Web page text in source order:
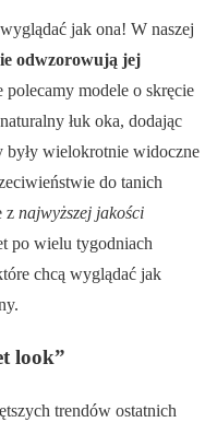
jak ona! W naszej
odwzorowują jej
polecamy modele o skręcie
łuk oka, dodając
były wielokrotnie widoczne
do tanich
z najwyższej jakości
po wielu tygodniach
chcą wyglądać jak
look”
trendów ostatnich